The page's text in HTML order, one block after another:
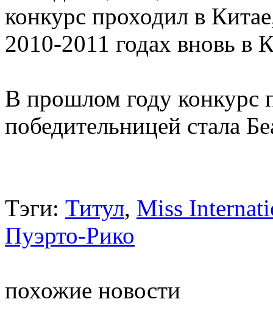
конкурс проходил в
2010-2011 годах вновь в
В прошлом году конкурс
победительницей стала
Тэги: Титул, Miss
Пуэрто-Рико
похожие новости